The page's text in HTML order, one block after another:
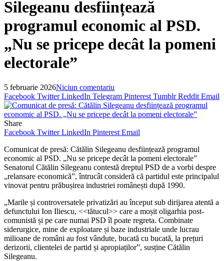
Silegeanu desființează
programul economic al PSD.
„Nu se pricepe decât la pomeni
electorale”
5 februarie 2026Niciun comentariu
Facebook Twitter LinkedIn Telegram Pinterest Tumblr Reddit Email
Share
Facebook Twitter LinkedIn Pinterest Email
Comunicat de presă: Cătălin Silegeanu desființează programul
economic al PSD. „Nu se pricepe decât la pomeni electorale”
Senatorul Cătălin Silegeanu contestă dreptul PSD de a vorbi despre
„relansare economică”, întrucât consideră că partidul este principalul
vinovat pentru prăbușirea industriei românești după 1990.
„Marile și controversatele privatizări au început sub dirijarea atentă a
defunctului Ion Iliescu, <<tătucul>> care a moșit oligarhia post-
comunistă și pe care numai PSD îl poate regreta. Combinate
siderurgice, mine de exploatare și baze industriale unde lucrau
milioane de români au fost vândute, bucată cu bucată, la prețuri
derizorii, clientelei de partid și apropiaților”, susține Cătălin
Silegeanu.